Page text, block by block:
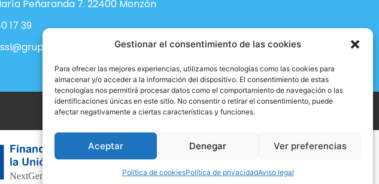
Gestionar el consentimiento de las cookies
Para ofrecer las mejores experiencias, utilizamos tecnologías como las cookies para
almacenar y/o acceder a la información del dispositivo. El consentimiento de estas
tecnologías nos permitirá procesar datos como el comportamiento de navegación o las
identificaciones únicas en este sitio. No consentir o retirar el consentimiento, puede
afectar negativamente a ciertas características y funciones.
Aceptar Denegar Ver preferencias
Política de cookiesPolítica de privacidadAviso legal
Peñaranda 7. 22400 Monzón
17 39
k
d
n
t
g
a
Aviso legal Política de privacidad